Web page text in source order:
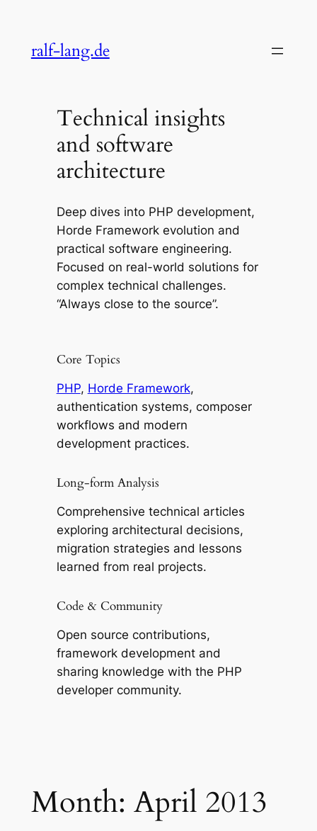
contentralf-lang.de
Technical insights
and software
architecture
Deep dives into PHP development,
Horde Framework evolution and
practical software engineering.
Focused on real-world solutions for
complex technical challenges.
“Always close to the source”.
Core Topics
PHP, Horde Framework,
authentication systems, composer
workflows and modern
development practices.
Long-form Analysis
Comprehensive technical articles
exploring architectural decisions,
migration strategies and lessons
learned from real projects.
Code & Community
Open source contributions,
framework development and
sharing knowledge with the PHP
developer community.
Month: April 2013